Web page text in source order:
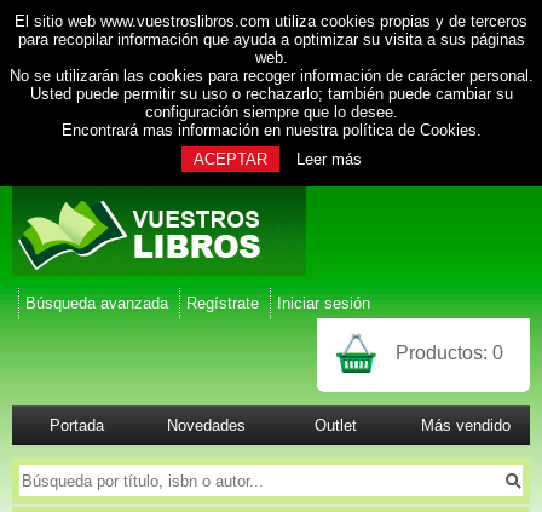
El sitio web www.vuestroslibros.com utiliza cookies propias y de terceros
para recopilar información que ayuda a optimizar su visita a sus páginas
web.
No se utilizarán las cookies para recoger información de carácter personal.
Usted puede permitir su uso o rechazarlo; también puede cambiar su
configuración siempre que lo desee.
Encontrará mas información en nuestra política de Cookies.
ACEPTAR
Leer más
Búsqueda avanzada Regístrate Iniciar sesión
Productos: 0
Portada Novedades Outlet Más vendido